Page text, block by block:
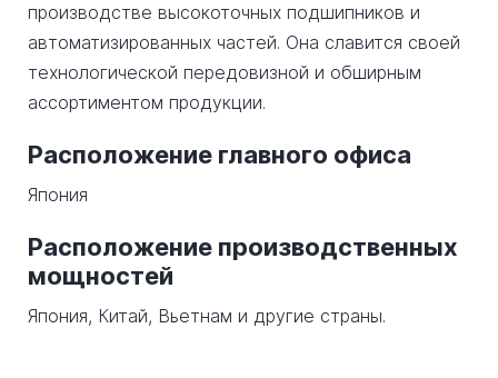
производстве высокоточных подшипников и
автоматизированных частей. Она славится своей
технологической передовизной и обширным
ассортиментом продукции.
Расположение главного офиса
Япония
Расположение производственных
мощностей
Япония, Китай, Вьетнам и другие страны.